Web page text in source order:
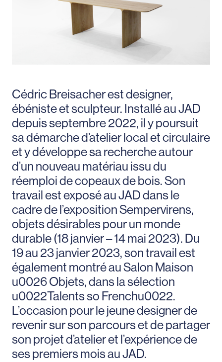
Cédric Breisacher est designer,
ébéniste et sculpteur. Installé au JAD
depuis septembre 2022, il y poursuit
sa démarche d’atelier local et circulaire
et y développe sa recherche autour
d’un nouveau matériau issu du
réemploi de copeaux de bois. Son
travail est exposé au JAD dans le
cadre de l’exposition Sempervirens,
objets désirables pour un monde
durable (18 janvier – 14 mai 2023). Du
19 au 23 janvier 2023, son travail est
également montré au Salon Maison
u0026 Objets, dans la sélection
u0022Talents so Frenchu0022.
L’occasion pour le jeune designer de
revenir sur son parcours et de partager
son projet d’atelier et l’expérience de
ses premiers mois au JAD.